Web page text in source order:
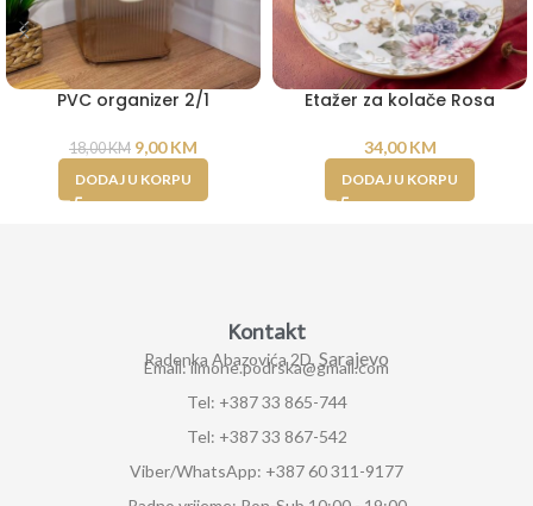
PVC organizer 2/1
18,00KM 9,00KM
DODAJ U KORPU
Etažer za kolače Rosa
34,00KM
DODAJ U KORPU
Kontakt
Radenka Abazovića 2D, Sarajevo
Email: ilmone.podrska@gmail.com
Tel: +387 33 865-744
Tel: +387 33 867-542
Viber/WhatsApp: +387 60 311-9177